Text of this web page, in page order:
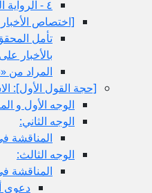
٤ - الرواية الرابعة:
[اختصاص
تأمل
بالأخبار
المراد من
[حجة القول الأول‏]:
الوجه الأول و
الوجه الثاني:
المناقشة
الوجه الثالث:
المناقشة
دعوى